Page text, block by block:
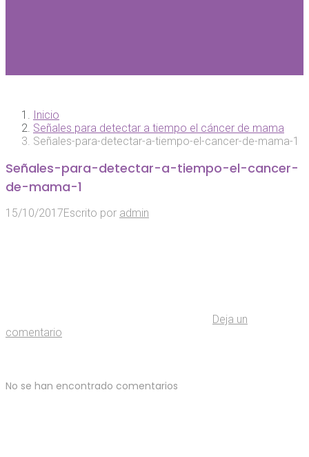
Inicio
Señales para detectar a tiempo el cáncer de mama
Señales-para-detectar-a-tiempo-el-cancer-de-mama-1
Señales-para-detectar-a-tiempo-el-cancer-
de-mama-1
15/10/2017Escrito por admin
Deja un
comentario
No se han encontrado comentarios